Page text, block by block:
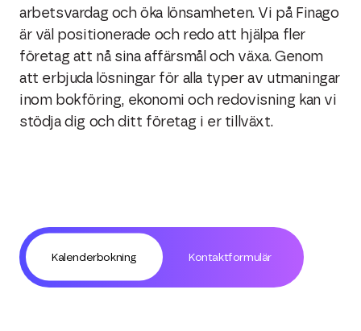
arbetsvardag och öka lönsamheten. Vi på Finago
är väl positionerade och redo att hjälpa fler
företag att nå sina affärsmål och växa. Genom
att erbjuda lösningar för alla typer av utmaningar
inom bokföring, ekonomi och redovisning kan vi
stödja dig och ditt företag i er tillväxt.
Kalenderbokning Kontaktformulär